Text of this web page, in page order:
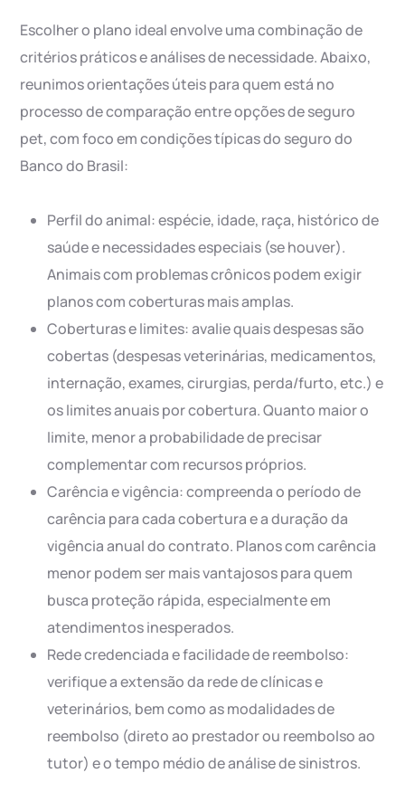
Escolher o plano ideal envolve uma combinação de
critérios práticos e análises de necessidade. Abaixo,
reunimos orientações úteis para quem está no
processo de comparação entre opções de seguro
pet, com foco em condições típicas do seguro do
Banco do Brasil:
Perfil do animal: espécie, idade, raça, histórico de
saúde e necessidades especiais (se houver).
Animais com problemas crônicos podem exigir
planos com coberturas mais amplas.
Coberturas e limites: avalie quais despesas são
cobertas (despesas veterinárias, medicamentos,
internação, exames, cirurgias, perda/furto, etc.) e
os limites anuais por cobertura. Quanto maior o
limite, menor a probabilidade de precisar
complementar com recursos próprios.
Carência e vigência: compreenda o período de
carência para cada cobertura e a duração da
vigência anual do contrato. Planos com carência
menor podem ser mais vantajosos para quem
busca proteção rápida, especialmente em
atendimentos inesperados.
Rede credenciada e facilidade de reembolso:
verifique a extensão da rede de clínicas e
veterinários, bem como as modalidades de
reembolso (direto ao prestador ou reembolso ao
tutor) e o tempo médio de análise de sinistros.